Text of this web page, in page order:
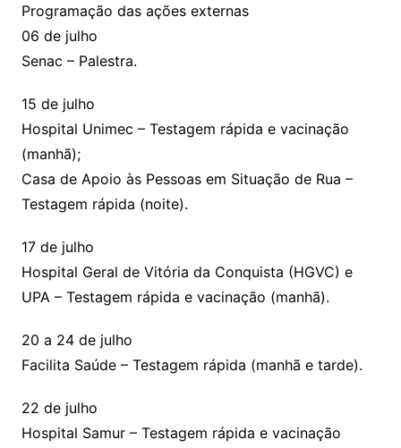
Programação das ações externas
06 de julho
Senac – Palestra.
15 de julho
Hospital Unimec – Testagem rápida e vacinação
(manhã);
Casa de Apoio às Pessoas em Situação de Rua –
Testagem rápida (noite).
17 de julho
Hospital Geral de Vitória da Conquista (HGVC) e
UPA – Testagem rápida e vacinação (manhã).
20 a 24 de julho
Facilita Saúde – Testagem rápida (manhã e tarde).
22 de julho
Hospital Samur – Testagem rápida e vacinação